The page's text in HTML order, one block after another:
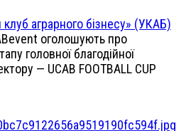
клуб аграрного бізнесу» (УКАБ)
оголошують про
головної благодійної
— UCAB FOOTBALL CUP